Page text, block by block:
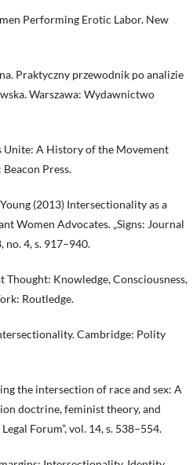
Performing Erotic Labor. New
Praktyczny przewodnik po analizie
Warszawa: Wydawnictwo
Unite: A History of the Movement
Press.
(2013) Intersectionality as a
Women Advocates. „Signs: Journal
no. 4, s. 917–940.
Knowledge, Consciousness,
Routledge.
Cambridge: Polity
the intersection of race and sex: A
doctrine, feminist theory, and
Forum”, vol. 14, s. 538–554.